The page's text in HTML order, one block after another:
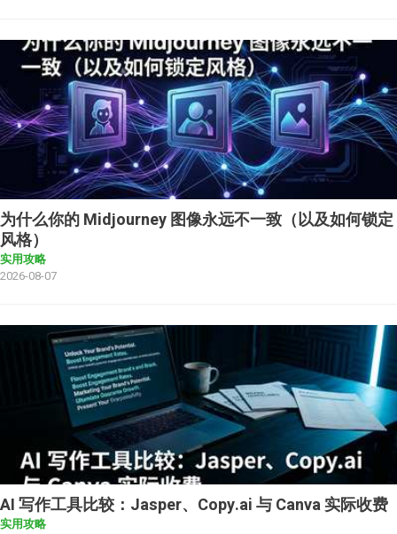
为什么你的 Midjourney 图像永远不一致（以及如何锁定
风格）
实用攻略
2026-08-07
AI 写作工具比较：Jasper、Copy.ai 与 Canva 实际收费
实用攻略